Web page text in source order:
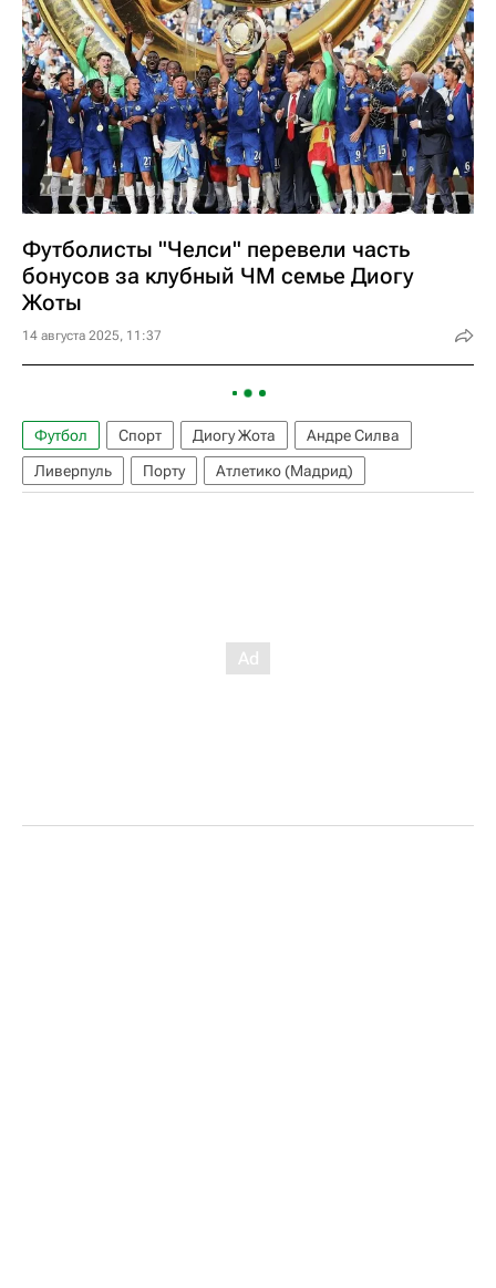
Футболисты "Челси" перевели часть
бонусов за клубный ЧМ семье Диогу
Жоты
14 августа 2025, 11:37
Футбол Спорт Диогу Жота
Андре Силва
Ливерпуль
Порту Атлетико (Мадрид)